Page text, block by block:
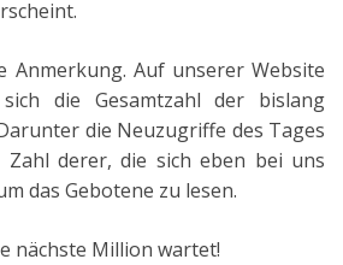
Anmerkung. Auf unserer Website
die Gesamtzahl der bislang
die Neuzugriffe des Tages
derer, die sich eben bei uns
das Gebotene zu lesen.
nächste Million wartet!